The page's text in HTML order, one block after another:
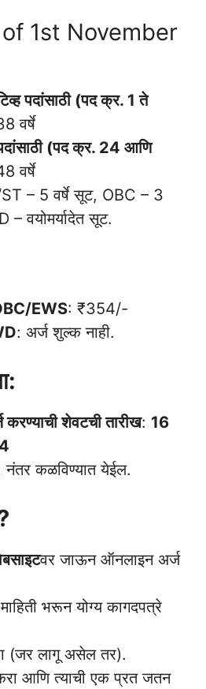
1st November
पदांसाठी (पद क्र. 1 ते
वर्षे
पदांसाठी (पद क्र. 24 आणि
वर्षे
– 5 वर्षे सूट, OBC – 3
– वयोमर्यादेत सूट.
EWS: ₹354/-
: अर्ज शुल्क नाही.
शेवटची तारीख: 16
नंतर कळविण्यात येईल.
वर जाऊन ऑनलाइन अर्ज
भरून योग्य कागदपत्रे
(जर लागू असेल तर).
आणि त्याची एक प्रत जतन